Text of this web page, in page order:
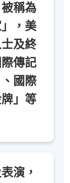
稱為
，美
及終
傳記
國際
」等
演，